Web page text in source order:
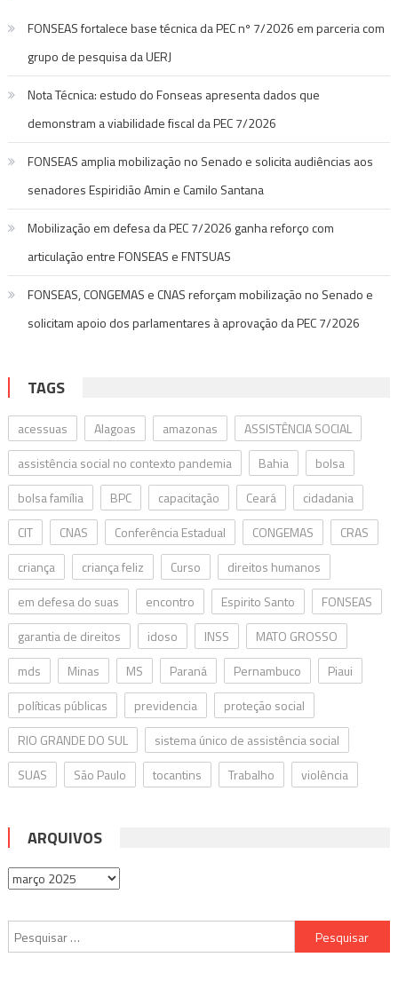
FONSEAS fortalece base técnica da PEC nº 7/2026 em parceria com
grupo de pesquisa da UERJ
Nota Técnica: estudo do Fonseas apresenta dados que
demonstram a viabilidade fiscal da PEC 7/2026
FONSEAS amplia mobilização no Senado e solicita audiências aos
senadores Espiridião Amin e Camilo Santana
Mobilização em defesa da PEC 7/2026 ganha reforço com
articulação entre FONSEAS e FNTSUAS
FONSEAS, CONGEMAS e CNAS reforçam mobilização no Senado e
solicitam apoio dos parlamentares à aprovação da PEC 7/2026
TAGS
acessuas Alagoas amazonas
ASSISTÊNCIA SOCIAL
assistência social no contexto pandemia
Bahia
bolsa
bolsa família
BPC capacitação Ceará
cidadania
CIT
CNAS Conferência Estadual CONGEMAS
CRAS
criança
criança feliz Curso
direitos humanos
em defesa do suas
encontro Espirito Santo
FONSEAS
garantia de direitos
idoso INSS
MATO GROSSO
mds
Minas MS Paraná Pernambuco
Piaui
políticas públicas
previdencia
proteção social
RIO GRANDE DO SUL
sistema único de assistência social
SUAS
São Paulo tocantins Trabalho violência
ARQUIVOS
Arquivos
Pesquisar
por: